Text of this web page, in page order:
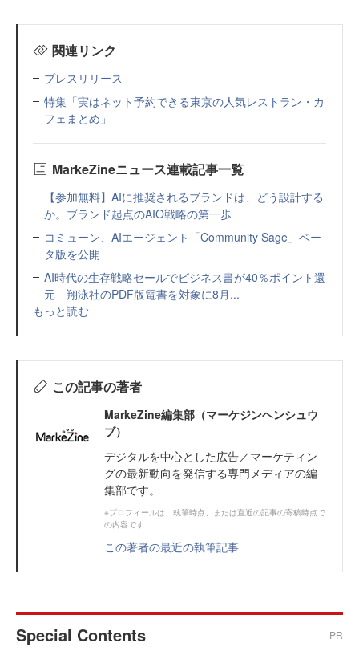
関連リンク
プレスリリース
特集「実はネット予約できる東京の人気レストラン・カ
フェまとめ」
MarkeZineニュース連載記事一覧
【参加無料】AIに推奨されるブランドは、どう設計する
か。ブランド起点のAIO戦略の第一歩
コミューン、AIエージェント「Community Sage」ベー
タ版を公開
AI時代の生存戦略セールでビジネス書が40％ポイント還
元 翔泳社のPDF版電書を対象に8月...
もっと読む
この記事の著者
MarkeZine編集部（マーケジンヘンシュウ
ブ）
デジタルを中心とした広告／マーケティン
グの最新動向を発信する専門メディアの編
集部です。
※プロフィールは、執筆時点、または直近の記事の寄稿時点で
の内容です
この著者の最近の執筆記事
Special Contents PR